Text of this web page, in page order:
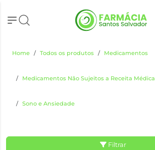
Home Todos os produtos Medicamentos
Medicamentos Não Sujeitos a Receita Médica
Sono e Ansiedade
Filtrar